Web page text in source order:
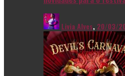
Livia Alves, 20/03/